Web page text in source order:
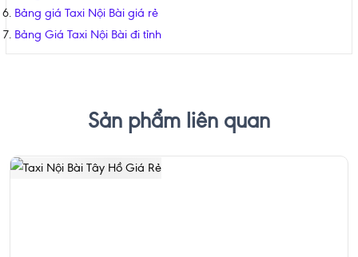
Bảng giá Taxi Nội Bài giá rẻ
Bảng Giá Taxi Nội Bài đi tỉnh
Sản phẩm liên quan